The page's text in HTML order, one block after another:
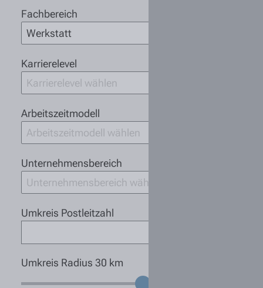
Fachbereich
Werkstatt
Karrierelevel
Karrierelevel wählen
Arbeitszeitmodell
Arbeitszeitmodell wählen
Unternehmensbereich
Unternehmensbereich wählen
Umkreis Postleitzahl
Umkreis Radius 30 km